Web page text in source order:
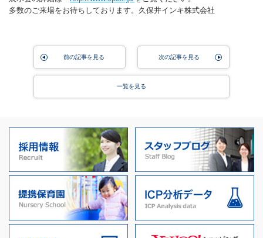
多数のご来場をお待ちしております。久保井インキ株式会社
前の記事を見る 次の記事を見る
一覧を見る